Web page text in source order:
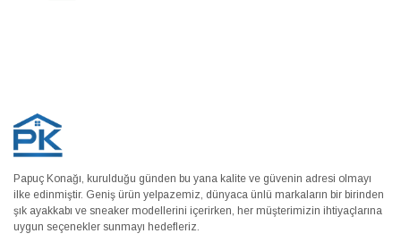
Papuç Konağı, kurulduğu günden bu yana kalite ve güvenin adresi olmayı
ilke edinmiştir. Geniş ürün yelpazemiz, dünyaca ünlü markaların bir birinden
şık ayakkabı ve sneaker modellerini içerirken, her müşterimizin ihtiyaçlarına
uygun seçenekler sunmayı hedefleriz.